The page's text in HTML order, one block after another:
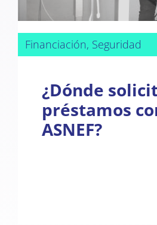
Financiación, Seguridad
¿Dónde
préstamos
ASNEF?